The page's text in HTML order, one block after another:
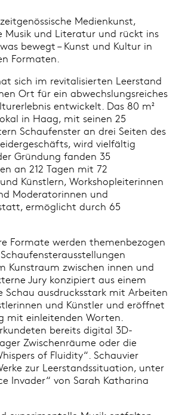
Medienkunst,
Musik und Literatur und rückt ins
bewegt – Kunst und Kultur in
Formaten.
sich im revitalisierten Leerstand
Ort für ein abwechslungsreiches
entwickelt. Das 80 m²
in Haag, mit seinen 25
Schaufenster an drei Seiten des
wird vielfältig
Gründung fanden 35
an 212 Tagen mit 72
Künstlern, Workshopleiterinnen
Moderatorinnen und
ermöglicht durch 65
Formate werden themenbezogen
Kunstraum zwischen innen und
Jury konzipiert aus einem
Schau ausdrucksstark mit Arbeiten
und Künstler und eröffnet
mit einleitenden Worten.
bereits digital 3D-
Zwischenräume oder die
of Fluidity“. Schauvier
zur Leerstandssituation, unter
Invader“ von Sarah Katharina